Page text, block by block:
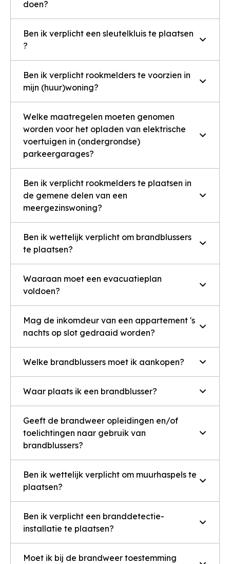
doen?
Ben ik verplicht een sleutelkluis te plaatsen
?
Ben ik verplicht rookmelders te voorzien in
mijn (huur)woning?
Welke maatregelen moeten genomen
worden voor het opladen van elektrische
voertuigen in (ondergrondse)
parkeergarages?
Ben ik verplicht rookmelders te plaatsen in
de gemene delen van een
meergezinswoning?
Ben ik wettelijk verplicht om brandblussers
te plaatsen?
Waaraan moet een evacuatieplan
voldoen?
Mag de inkomdeur van een appartement 's
nachts op slot gedraaid worden?
Welke brandblussers moet ik aankopen?
Waar plaats ik een brandblusser?
Geeft de brandweer opleidingen en/of
toelichtingen naar gebruik van
brandblussers?
Ben ik wettelijk verplicht om muurhaspels te
plaatsen?
Ben ik verplicht een branddetectie-
installatie te plaatsen?
Moet ik bij de brandweer toestemming